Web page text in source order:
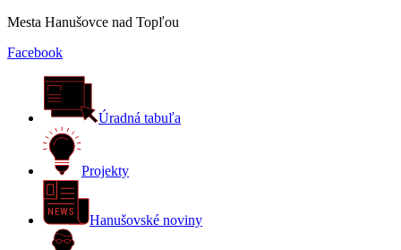
Mesta Hanušovce nad Topľou
Facebook
Úradná tabuľa
Projekty
Hanušovské noviny